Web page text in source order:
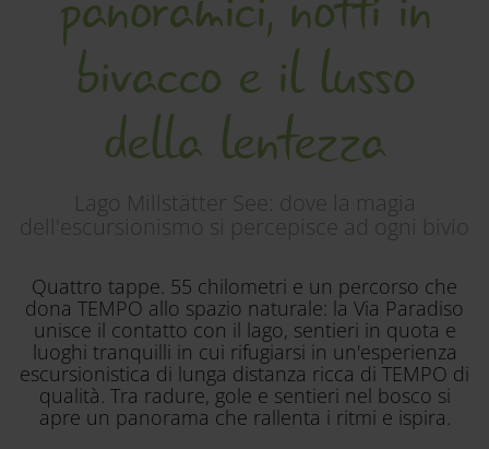
bivacco e il lusso
della lentezza
Lago Millstätter See: dove la magia
dell'escursionismo si percepisce ad ogni bivio
Quattro tappe. 55 chilometri e un percorso che
dona TEMPO allo spazio naturale: la Via Paradiso
unisce il contatto con il lago, sentieri in quota e
luoghi tranquilli in cui rifugiarsi in un'esperienza
escursionistica di lunga distanza ricca di TEMPO di
qualità. Tra radure, gole e sentieri nel bosco si
apre un panorama che rallenta i ritmi e ispira.